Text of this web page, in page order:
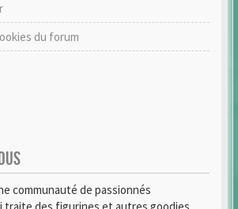
du forum
communauté de passionnés